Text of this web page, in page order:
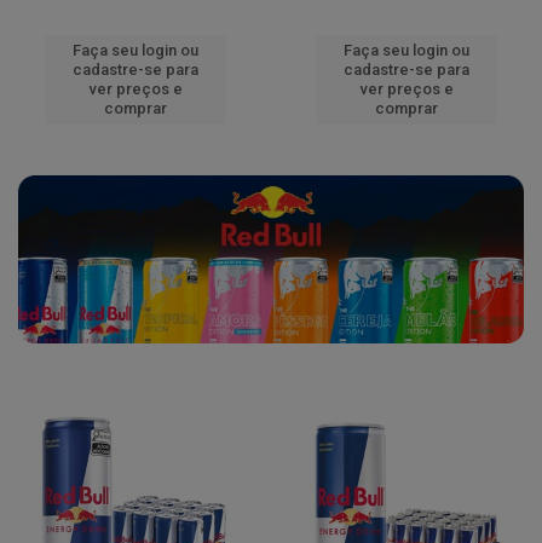
Faça seu login ou
cadastre-se para
ver preços e
comprar
Faça seu login ou
cadastre-se para
ver preços e
comprar